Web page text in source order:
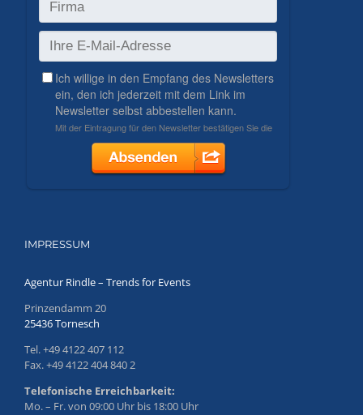
IMPRESSUM
Agentur Rindle – Trends for Events
Prinzendamm 20
25436 Tornesch
Tel. +49 4122 407 112
Fax. +49 4122 404 840 2
Telefonische Erreichbarkeit:
Mo. – Fr. von 09:00 Uhr bis 18:00 Uhr